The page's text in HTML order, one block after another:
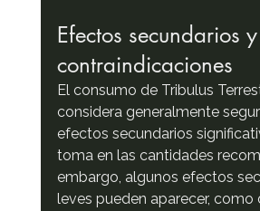
Efectos secundarios y
contraindicaciones
El consumo de Tribulus
considera generalmente
efectos secundarios
toma en las cantidades
embargo, algunos efectos
leves pueden aparecer, como